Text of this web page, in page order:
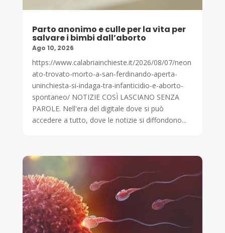
Parto anonimo e culle per la vita per
salvare i bimbi dall’aborto
Ago 10, 2026
https://www.calabriainchieste.it/2026/08/07/neon
ato-trovato-morto-a-san-ferdinando-aperta-
uninchiesta-si-indaga-tra-infanticidio-e-aborto-
spontaneo/ NOTIZIE COSÌ LASCIANO SENZA
PAROLE. Nell'era del digitale dove si può
accedere a tutto, dove le notizie si diffondono...